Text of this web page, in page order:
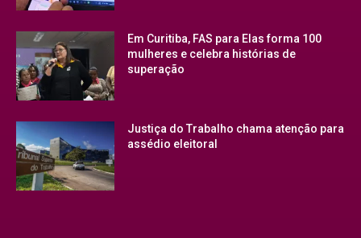
Em Curitiba, FAS para Elas forma 100
mulheres e celebra histórias de
superação
Justiça do Trabalho chama atenção para
assédio eleitoral